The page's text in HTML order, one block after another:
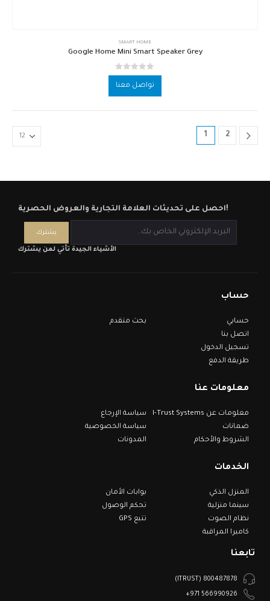
SMART HOME
Google Home Mini Smart Speaker Grey
0
out of 5
تواصل معنا
1 2
احصل على تحديثات العلامة التجارية والعروض الحصرية!
الأشياء الجيدة تأتي لمن يشترك
حساب
حسابي
اتصل بنا
تسجيل الدخول
طريقة الدفع
بحث متقدم
معلومات عنا
معلومات عن I-Trust Systems
ضمانات
الشروط والأحكام
سياسة الإرجاع
سياسة الخصوصية
المدونات
الخدمات
المنزل الذكي
سينما منزلية
نظام الصوت
كاميرا المراقبة
بوابات الأمان
تحكم الوصول
تتبع GPS
تابعنا
800487878 (ITRUST)
566990926 971+